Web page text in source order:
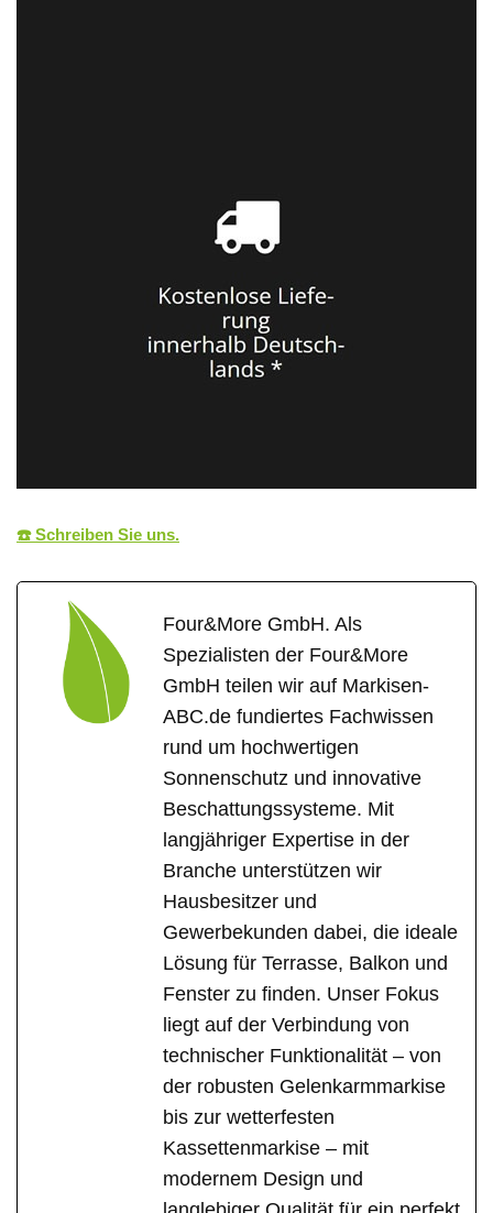
☎️ Schreiben Sie uns.
Four&More GmbH. Als
Spezialisten der Four&More
GmbH teilen wir auf Markisen-
ABC.de fundiertes Fachwissen
rund um hochwertigen
Sonnenschutz und innovative
Beschattungssysteme. Mit
langjähriger Expertise in der
Branche unterstützen wir
Hausbesitzer und
Gewerbekunden dabei, die ideale
Lösung für Terrasse, Balkon und
Fenster zu finden. Unser Fokus
liegt auf der Verbindung von
technischer Funktionalität – von
der robusten Gelenkarmmarkise
bis zur wetterfesten
Kassettenmarkise – mit
modernem Design und